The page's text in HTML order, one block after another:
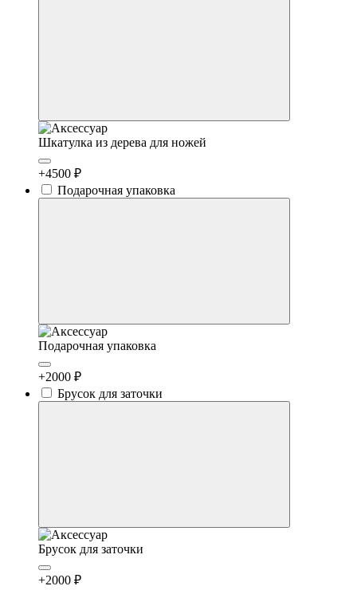
Шкатулка из дерева для ножей
+4500 ₽
Подарочная упаковка
Подарочная упаковка
+2000 ₽
Брусок для заточки
Брусок для заточки
+2000 ₽